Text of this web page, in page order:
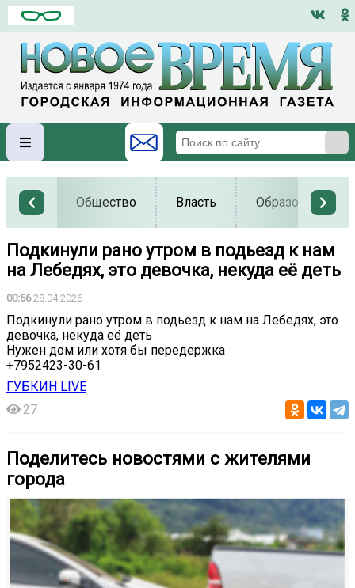
Общество Власть Образование
Подкинули рано утром в подьезд к нам
на Лебедях, это девочка, некуда её деть
00:5628.04.2026
Подкинули рано утром в подьезд к нам на Лебедях, это
девочка, некуда её деть
Нужен дом или хотя бы передержка
️+7952423-30-61
ГУБКИН LIVE
27
Поделитесь новостями с жителями
города